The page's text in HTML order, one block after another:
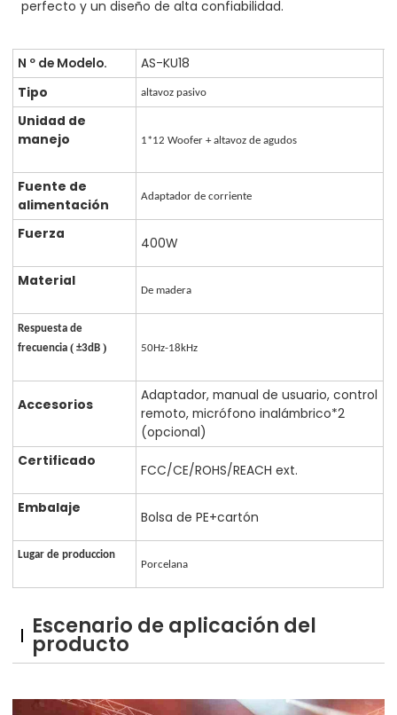
perfecto y un diseño de alta confiabilidad.
N º de Modelo.
AS-KU18
Tipo
altavoz pasivo
Unidad de
manejo
1*12 Woofer + altavoz de agudos
Fuente de
alimentación
Adaptador de corriente
Fuerza
400W
Material
De madera
Respuesta de
frecuencia ( ±3dB ) 50Hz-18kHz
Accesorios
Adaptador, manual de usuario, control
remoto, micrófono inalámbrico*2
(opcional)
Certificado
FCC/CE/ROHS/REACH ext.
Embalaje
Bolsa de PE+cartón
Lugar de produccion
Porcelana
Escenario de aplicación del
producto